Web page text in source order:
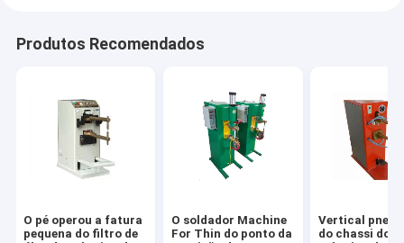
Produtos Recomendados
O pé operou a fatura
pequena do filtro de
O soldador Machine
For Thin do ponto da
Vertical
do chassi do